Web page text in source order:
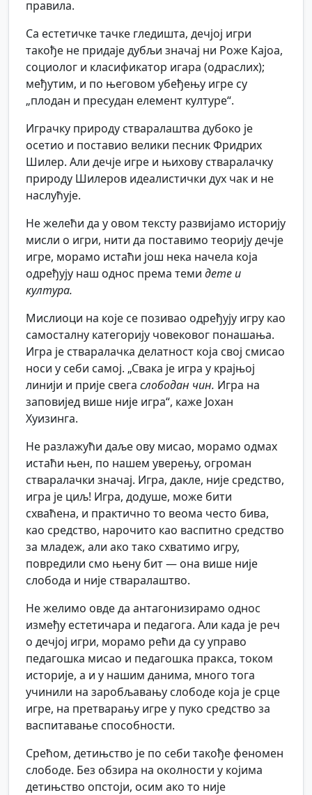
правила.
Са естетичке тачке гледишта, дечјој игри
такође не придаје дубљи значај ни Роже Кајоа,
социолог и класификатор игара (одраслих);
међутим, и по његовом убеђењу игре су
„плодан и пресудан елемент културе“.
Играчку природу стваралаштва дубоко је
осетио и поставио велики песник Фридрих
Шилер. Али дечје игре и њихову стваралачку
природу Шилеров идеалистички дух чак и не
наслућује.
Не желећи да у овом тексту развијамо историју
мисли о игри, нити да поставимо теорију дечје
игре, морамо истаћи још нека начела која
одређују наш однос према теми дете и
култура.
Мислиоци на које се позивао одређују игру као
самосталну категорију човековог понашања.
Игра је стваралачка делатност која свој смисао
носи у себи самој. „Свака је игра у крајњој
линији и прије свега слободан чин. Игра на
заповијед више није игра“, каже Јохан
Хуизинга.
Не разлажући даље ову мисао, морамо одмах
истаћи њен, по нашем уверењу, огроман
стваралачки значај. Игра, дакле, није средство,
игра је циљ! Игра, додуше, може бити
схваћена, и практично то веома често бива,
као средство, нарочито као васпитно средство
за младеж, али ако тако схватимо игру,
повредили смо њену бит — она више није
слобода и није стваралаштво.
Не желимо овде да антагонизирамо однос
између естетичара и педагога. Али када је реч
о дечјој игри, морамо рећи да су управо
педагошка мисао и педагошка пракса, током
историје, а и у нашим данима, много тога
учинили на заробљавању слободе која је срце
игре, на претварању игре у пуко средство за
васпитавање способности.
Срећом, детињство је по себи такође феномен
слободе. Без обзира на околности у којима
детињство опстоји, осим ако то није